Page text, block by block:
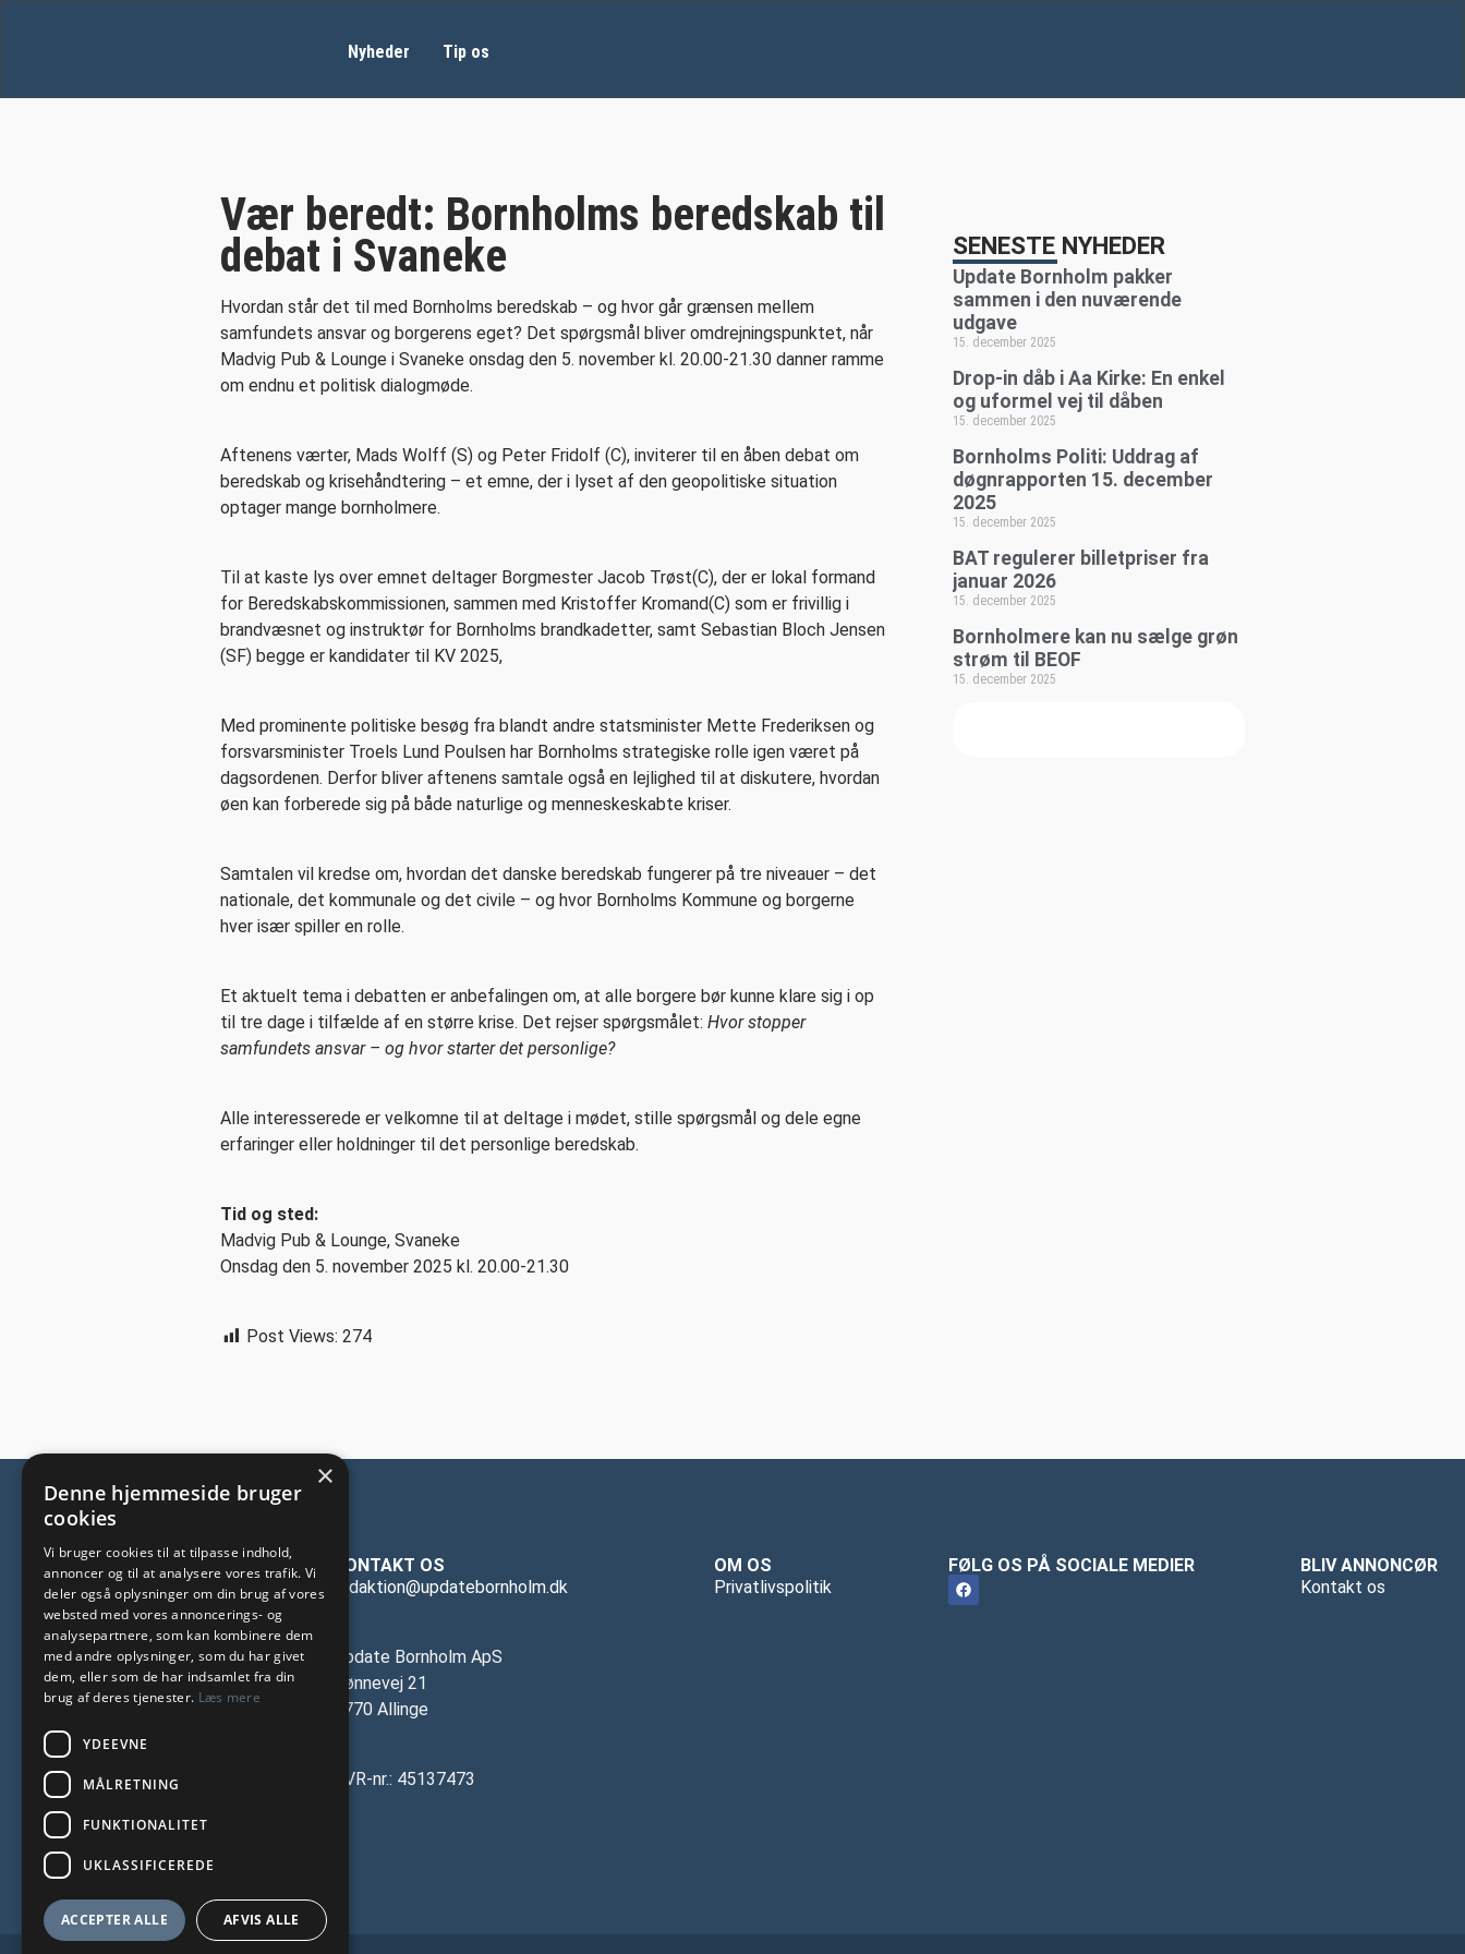
Nyheder Tip os
Vær beredt: Bornholms beredskab til
debat i Svaneke
Hvordan står det til med Bornholms beredskab – og hvor går grænsen mellem
samfundets ansvar og borgerens eget? Det spørgsmål bliver omdrejningspunktet, når
Madvig Pub & Lounge i Svaneke onsdag den 5. november kl. 20.00-21.30 danner ramme
om endnu et politisk dialogmøde.
Aftenens værter, Mads Wolff (S) og Peter Fridolf (C), inviterer til en åben debat om
beredskab og krisehåndtering – et emne, der i lyset af den geopolitiske situation
optager mange bornholmere.
Til at kaste lys over emnet deltager Borgmester Jacob Trøst(C), der er lokal formand
for Beredskabskommissionen, sammen med Kristoffer Kromand(C) som er frivillig i
brandvæsnet og instruktør for Bornholms brandkadetter, samt Sebastian Bloch Jensen
(SF) begge er kandidater til KV 2025,
Med prominente politiske besøg fra blandt andre statsminister Mette Frederiksen og
forsvarsminister Troels Lund Poulsen har Bornholms strategiske rolle igen været på
dagsordenen. Derfor bliver aftenens samtale også en lejlighed til at diskutere, hvordan
øen kan forberede sig på både naturlige og menneskeskabte kriser.
Samtalen vil kredse om, hvordan det danske beredskab fungerer på tre niveauer – det
nationale, det kommunale og det civile – og hvor Bornholms Kommune og borgerne
hver især spiller en rolle.
Et aktuelt tema i debatten er anbefalingen om, at alle borgere bør kunne klare sig i op
til tre dage i tilfælde af en større krise. Det rejser spørgsmålet: Hvor stopper
samfundets ansvar – og hvor starter det personlige?
Alle interesserede er velkomne til at deltage i mødet, stille spørgsmål og dele egne
erfaringer eller holdninger til det personlige beredskab.
Tid og sted:
Madvig Pub & Lounge, Svaneke
Onsdag den 5. november 2025 kl. 20.00-21.30
Post Views: 274
SENESTE NYHEDER
Update Bornholm pakker
sammen i den nuværende
udgave
15. december 2025
Drop-in dåb i Aa Kirke: En enkel
og uformel vej til dåben
15. december 2025
Bornholms Politi: Uddrag af
døgnrapporten 15. december
2025
15. december 2025
BAT regulerer billetpriser fra
januar 2026
15. december 2025
Bornholmere kan nu sælge grøn
strøm til BEOF
15. december 2025
KONTAKT OS
redaktion@updatebornholm.dk
Update Bornholm ApS
Rønnevej 21
3770 Allinge
CVR-nr.: 45137473
OM OS
Privatlivspolitik
FØLG OS PÅ SOCIALE MEDIER
BLIV ANNONCØR
Kontakt os
×
Denne hjemmeside bruger
cookies
Vi bruger cookies til at tilpasse indhold,
annoncer og til at analysere vores trafik. Vi
deler også oplysninger om din brug af vores
websted med vores annoncerings- og
analysepartnere, som kan kombinere dem
med andre oplysninger, som du har givet
dem, eller som de har indsamlet fra din
brug af deres tjenester. Læs mere
YDEEVNE
MÅLRETNING
FUNKTIONALITET
UKLASSIFICEREDE
ACCEPTER ALLE AFVIS ALLE